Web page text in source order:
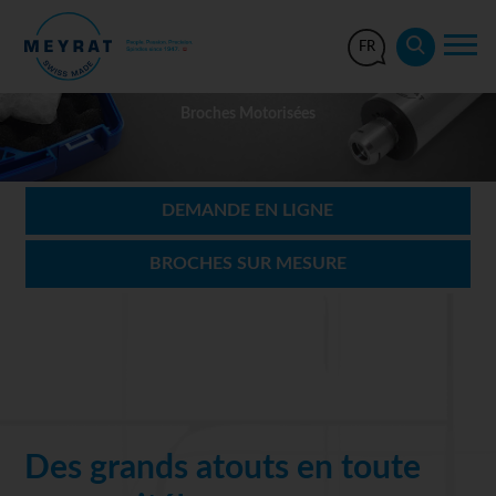
FR
DEMANDE EN LIGNE
BROCHES SUR MESURE
Des grands atouts en toute